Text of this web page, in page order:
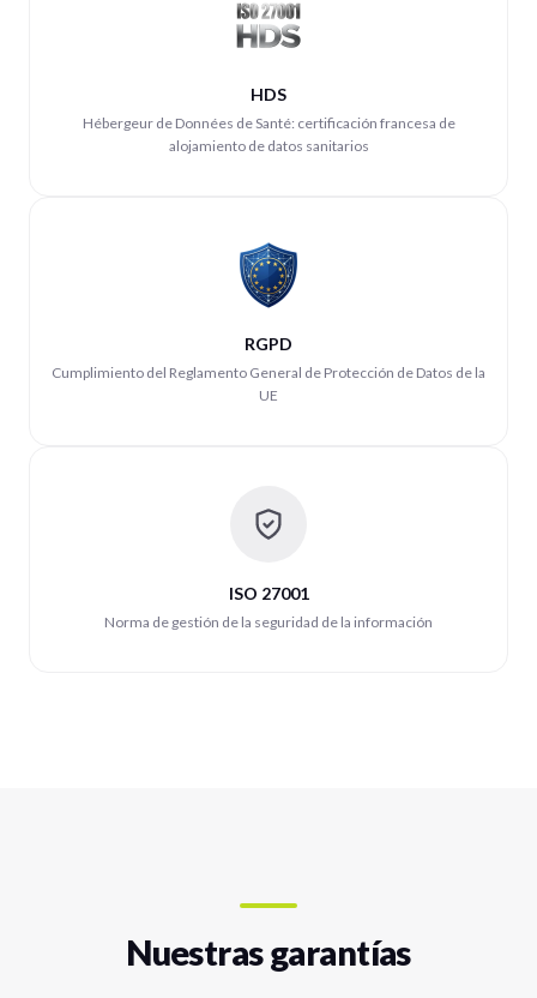
HDS
Hébergeur de Données de Santé: certificación francesa de
alojamiento de datos sanitarios
RGPD
Cumplimiento del Reglamento General de Protección de Datos de la
UE
ISO 27001
Norma de gestión de la seguridad de la información
Nuestras garantías